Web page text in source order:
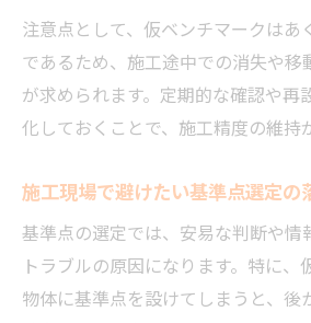
注意点として、仮ベンチマークはあ
であるため、施工途中での消失や移
が求められます。定期的な確認や再
化しておくことで、施工精度の維持
施工現場で避けたい基準点選定の
基準点の選定では、安易な判断や情
トラブルの原因になります。特に、
物体に基準点を設けてしまうと、後